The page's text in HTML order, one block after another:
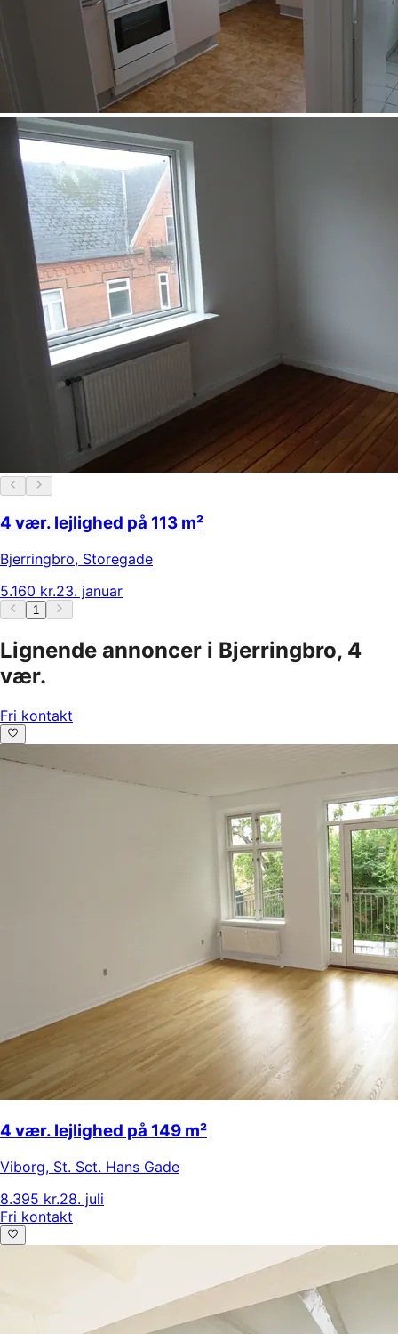
4 vær. lejlighed på 113 m²
Bjerringbro, Storegade
5.160 kr.23. januar
1
Lignende annoncer i Bjerringbro, 4
vær.
Fri kontakt
4 vær. lejlighed på 149 m²
Viborg, St. Sct. Hans Gade
8.395 kr.28. juli
Fri kontakt